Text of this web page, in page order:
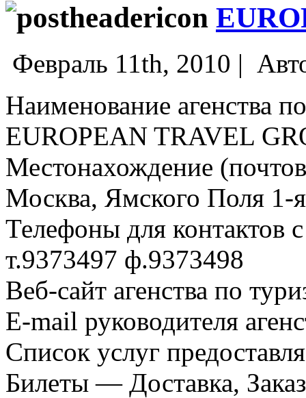
Февраль 11th, 2010 |
Наименование агенства
EUROPEAN TRAVEL
Местонахождение
Москва, Ямского Поля 1-
Телефоны для контактов
т.9373497 ф.9373498
Веб-сайт агенства по
E-mail руководителя
Список услуг
Билеты — Доставка,